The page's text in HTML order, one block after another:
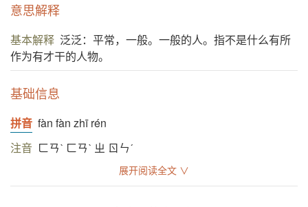
意思解释
基本解释 泛泛：平常，一般。一般的人。指不是什么有所
作为有才干的人物。
基础信息
拼音 fàn fàn zhī rén
注音 ㄈㄢˋ ㄈㄢˋ ㄓ ㄖㄣˊ
字义分解
展开阅读全文 ∨